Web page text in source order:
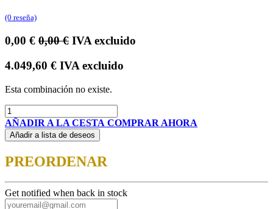
(0 reseña)
0,00 € 0,00€ IVA excluido
4.049,60 € IVA excluido
Esta combinación no existe.
AÑADIR A LA CESTA COMPRAR AHORA
Añadir a lista de deseos
PREORDENAR
Get notified when back in stock